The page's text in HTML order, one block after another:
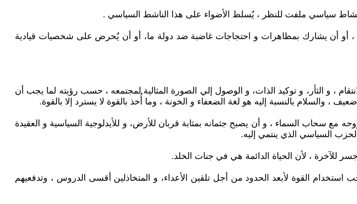
سياسي ملفت للنظر ، يُسلط الأضواء على هذا الناشط السياسي .
، أو أن يشارك بمظاهرات و احتجاجات غاضبة ضد دولة ما، أو أن يُحرض على شخصيات قيادية
، و الثأر، و توكيد الذات، و الوصول إلي الصورة المثالية لمجتمعه ، حسب رؤيته لما يجب أن
والسلام بالنسبة إليه هو لغة الضعفاء و الخونة ، وما أُخذ بالقوة لا يسترد إلا بالقوة.
مع سحاب السماء ، و أن يصبح جثمانه بمثابة قربان للأرض، و للأيدلوجية السياسية و العقيدة
الحزب السياسي الذي ينتمي إليه.
للآخرة ، لأن الحياة الدائمة هي في جنات الخلد.
استخدام القوة لأبعد الحدود من أجل تلقين الأعداء، و المتخاذلين أقسى الدروس ، وتدفعيهم